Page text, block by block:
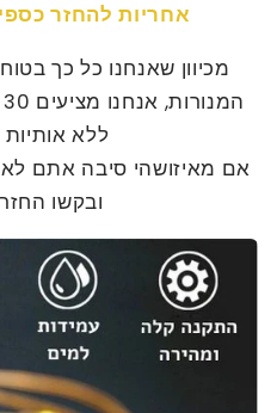
אחריות להחזר כספי
מכיוון שאנחנו כל כך
ללא
אם מאיזושהי סיבה אתם לא
ובקשו